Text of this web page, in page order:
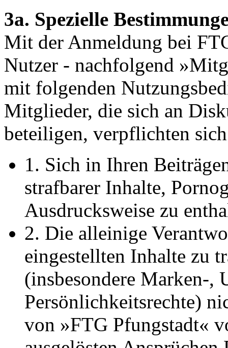
3a. Spezielle
Mit der Anmeldung bei
Nutzer - nachfolgend
mit folgenden
Mitglieder, die sich an
beteiligen, verpflichten
1. Sich in Ihren
strafbarer Inhalte,
Ausdrucksweise zu
2. Die alleinige
eingestellten Inhalte zu
(insbesondere Marken-,
Persönlichkeitsrechte)
von »FTG Pfungstadt«